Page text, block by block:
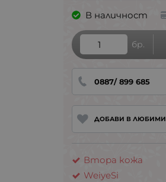
В наличност
бр.
0887/ 899 685
ДОБАВИ В ЛЮБИМИ
Втора кожа
WeiyeSi